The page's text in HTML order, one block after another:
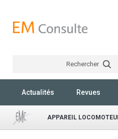
Rechercher
Actualités Revues
APPAREIL